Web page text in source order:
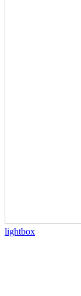
lightbox